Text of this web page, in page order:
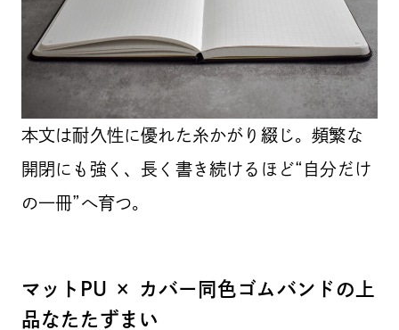
本文は耐久性に優れた糸かがり綴じ。頻繁な
開閉にも強く、長く書き続けるほど“自分だけ
の一冊”へ育つ。
マットPU × カバー同色ゴムバンドの上
品なたたずまい